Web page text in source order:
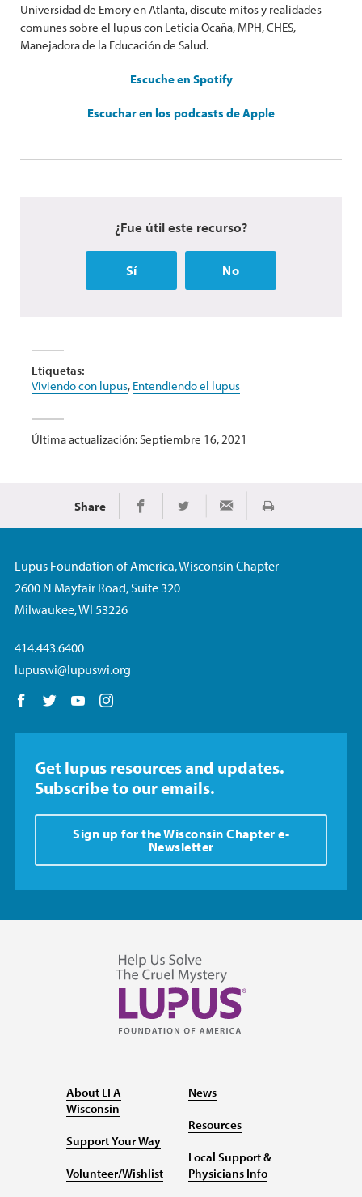
Universidad de Emory en Atlanta, discute mitos y realidades
comunes sobre el lupus con Leticia Ocaña, MPH, CHES,
Manejadora de la Educación de Salud.
Escuche en Spotify
Escuchar en los podcasts de Apple
¿Fue útil este recurso?
Sí No
Etiquetas:
Viviendo con lupus, Entendiendo el lupus
Última actualización: Septiembre 16, 2021
Share Share on Facebook
Share on TwitterShare via EmailImprimir
Lupus Foundation of America, Wisconsin Chapter
2600 N Mayfair Road, Suite 320
Milwaukee, WI 53226
414.443.6400
lupuswi@lupuswi.org
Follow us on Facebook
Follow us on Twitter
Follow us on YouTube
Get lupus resources and updates.
Subscribe to our emails.
Sign up for the Wisconsin Chapter e-
Newsletter
About LFA
Wisconsin
Support Your Way
Volunteer/Wishlist
News
Resources
Local Support &
Physicians Info